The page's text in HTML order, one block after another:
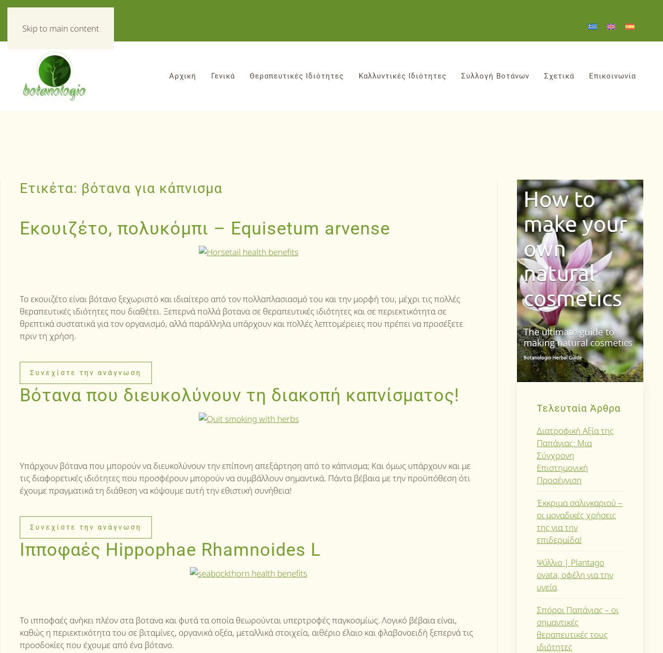
Skip to main content
Αρχική Γενικά Θεραπευτικές Ιδιότητες Καλλυντικές Ιδιότητες Συλλογή Βοτάνων Σχετικά Επικοινωνία
Ετικέτα: βότανα για κάπνισμα
Εκουιζέτο, πολυκόμπι – Equisetum arvense
Το εκουιζέτο είναι βότανο ξεχωριστό και ιδιαίτερο από τον πολλαπλασιασμό του και την μορφή του, μέχρι τις πολλές
θεραπευτικές ιδιότητες που διαθέτει. Ξεπερνά πολλά βοτανα σε θεραπευτικές ιδιότητες και σε περιεκτικότητα σε
θρεπτικά συστατικά για τον οργανισμό, αλλά παράλληλα υπάρχουν και πολλές λεπτομέρειες που πρέπει να προσέξετε
πριν τη χρήση.
Συνεχίστε την ανάγνωση
Βότανα που διευκολύνουν τη διακοπή καπνίσματος!
Υπάρχουν βότανα που μπορούν να διευκολύνουν την επίπονη απεξάρτηση από το κάπνισμα; Και όμως υπάρχουν και με
τις διαφορετικές ιδιότητες που προσφέρουν μπορούν να συμβάλλουν σημαντικά. Πάντα βέβαια με την προϋπόθεση ότι
έχουμε πραγματικά τη διάθεση να κόψουμε αυτή την εθιστική συνήθεια!
Συνεχίστε την ανάγνωση
Ιπποφαές Hippophae Rhamnoides L
Το ιπποφαές ανήκει πλέον στα βοτανα και φυτά τα οποία θεωρούνται υπερτροφές παγκοσμίως. Λογικό βέβαια είναι,
καθώς η περιεκτικότητα του σε βιταμίνες, οργανικά οξέα, μεταλλικά στοιχεία, αιθέριο έλαιο και φλαβονοειδή ξεπερνά τις
προσδοκίες που έχουμε από ένα βότανο.
Τελευταία Άρθρα
Διατροφική Αξία της
Παπάγιας: Μια
Σύγχρονη
Επιστημονική
Προσέγγιση
Έκκριμα σαλιγκαριού –
οι μοναδικές χρήσεις
της για την
επιδερμίδα!
Ψύλλιο | Plantago
ovata, οφέλη για την
υγεία
Σπόροι Παπάγιας – οι
σημαντικές
θεραπευτικές τους
ιδιότητες